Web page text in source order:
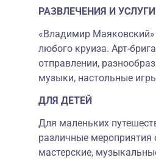
РАЗВЛЕЧЕНИЯ И УСЛУГИ
«Владимир Маяковский»
любого круиза. Арт-
отправлении,
музыки, настольные
ДЛЯ ДЕТЕЙ
Для маленьких
различные мероприятия
мастерские,